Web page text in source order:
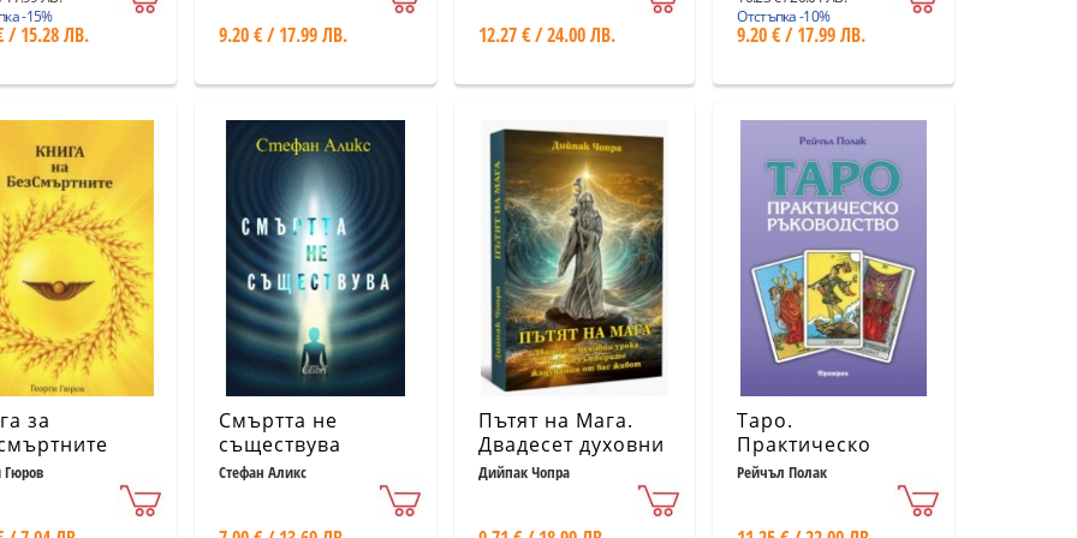
-15%
/ 15.28 ЛВ. 9.20 € / 17.99 ЛВ. 12.27 € / 24.00 ЛВ.
Отстъпка -10%
9.20 € / 17.99 ЛВ.
за
Гюров
Смъртта не
съществува
Стефан Аликс
Пътят на Мага.
Двадесет духовни
урока как да
жадувания от вас
Дийпак Чопра
Таро.
Практическо
ръководство
Рейчъл Полак